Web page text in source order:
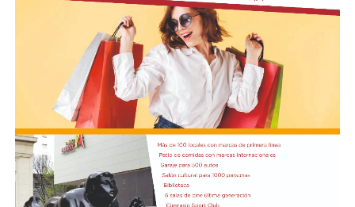
En relación al Ciclo Mes de la Niñez, este viernes 7 de
agosto a las 17:30 se presentarán “Los cuentos de
Charo” y la narración de poesías populares infantiles a
cargo de María del Rosario Gerez Martínez.
En tanto, el viernes 21 a las 17:30 se desarrollará “El
Cerebro Mágico: construyendo preguntas, respuestas y
circuitos”, a cargo de María Paula Algote. Se trata de un
taller práctico de arte, ciencia y tecnología en el que al
finalizar cada participante se lleva su propia creación
terminada. Es una actividad arancelada (incluye